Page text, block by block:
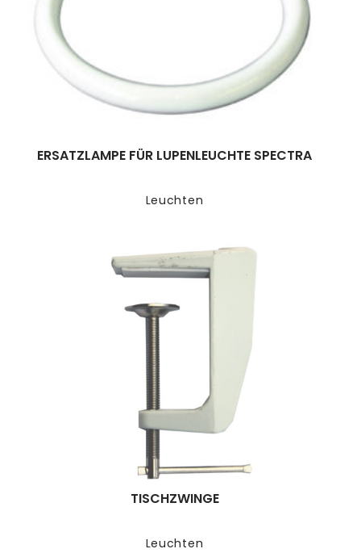
Leuchten
ERSATZLAMPE FÜR LUPENLEUCHTE SPECTRA
Leuchten
TISCHZWINGE